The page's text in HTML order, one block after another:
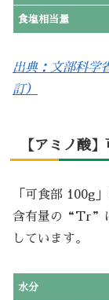
食塩相当量
出典：文部科学
訂）
【アミノ酸
「可食部 100g
含有量の“Tr”
しています。
水分